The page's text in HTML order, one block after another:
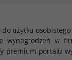
użytku
wynagrodzeń w
portalu